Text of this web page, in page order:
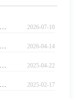
2026-07-10
2026-04-14
2025-04-22
2025-02-17